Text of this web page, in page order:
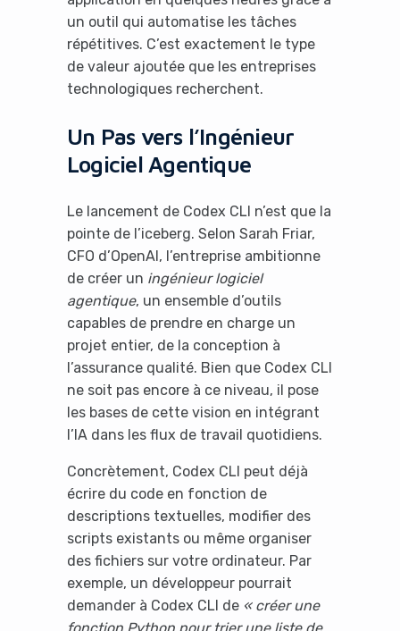
un outil qui automatise les tâches
répétitives. C’est exactement le type
de valeur ajoutée que les entreprises
technologiques recherchent.
Un Pas vers l’Ingénieur
Logiciel Agentique
Le lancement de Codex CLI n’est que la
pointe de l’iceberg. Selon Sarah Friar,
CFO d’OpenAI, l’entreprise ambitionne
de créer un ingénieur logiciel
agentique, un ensemble d’outils
capables de prendre en charge un
projet entier, de la conception à
l’assurance qualité. Bien que Codex CLI
ne soit pas encore à ce niveau, il pose
les bases de cette vision en intégrant
l’IA dans les flux de travail quotidiens.
Concrètement, Codex CLI peut déjà
écrire du code en fonction de
descriptions textuelles, modifier des
scripts existants ou même organiser
des fichiers sur votre ordinateur. Par
exemple, un développeur pourrait
demander à Codex CLI de « créer une